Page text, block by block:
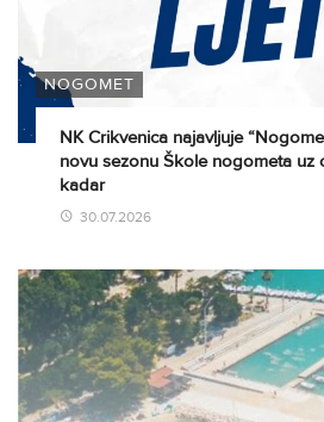
NOGOMET
NK Crikvenica najavljuje
novu sezonu Škole nogometa uz
kadar
30.07.2026